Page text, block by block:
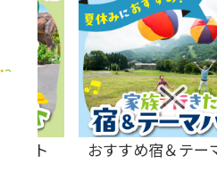
ット おすすめ宿＆テー